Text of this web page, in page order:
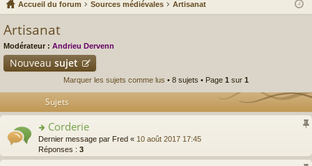
Accueil du forum Sources médiévales Artisanat
Artisanat
Modérateur : Andrieu Dervenn
Nouveau sujet
Marquer les sujets comme lus • 8 sujets • Page 1 sur 1
Sujets
o
n
s
Corderie
Dernier message par Fred « 10 août 2017 17:45
Réponses : 3